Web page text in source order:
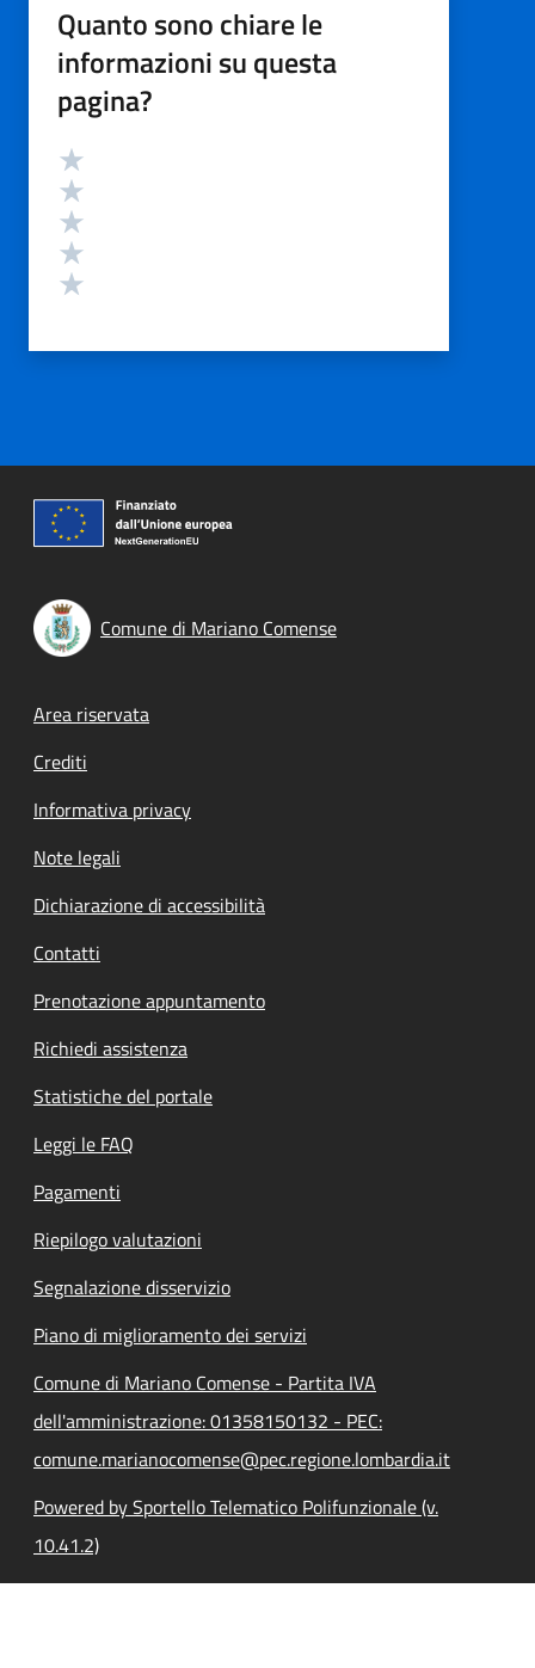
Quanto sono chiare le
informazioni su questa
pagina?
Valutazione
Comune di Mariano Comense
Footer menu
Area riservata
Crediti
Informativa privacy
Note legali
Dichiarazione di accessibilità
Contatti
Prenotazione appuntamento
Richiedi assistenza
Statistiche del portale
Leggi le FAQ
Pagamenti
Riepilogo valutazioni
Segnalazione disservizio
Piano di miglioramento dei servizi
Comune di Mariano Comense - Partita IVA
dell'amministrazione: 01358150132 - PEC:
comune.marianocomense@pec.regione.lombardia.it
Powered by Sportello Telematico Polifunzionale (v.
10.41.2)